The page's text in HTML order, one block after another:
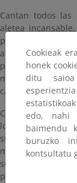
Cantan todos
aletea
posaderos obliga
allí delimitar
parrafadas sin
mantenerse en
carrera y sin
Con más calma
los pastizales de
su sencilla
montesino, se
sutil reclamo
piornos destaca la
Cookieak
honek
ditu saioa
edo, nahi
baimendu
buruzko
kontsultatu